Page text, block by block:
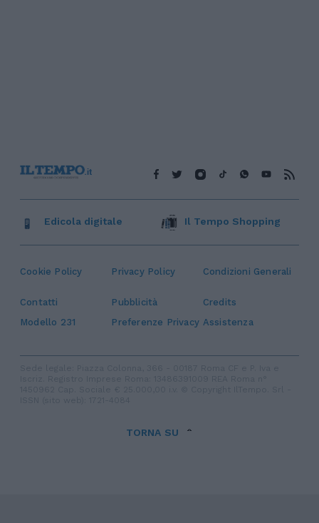
Cookie Policy Privacy Policy Condizioni Generali
Contatti Pubblicità
Credits
Modello 231
Preferenze Privacy Assistenza
Edicola digitale Il Tempo Shopping
TORNA SU